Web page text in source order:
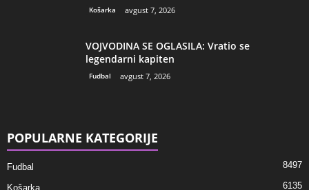
Košarka avgust 7, 2026
VOJVODINA SE OGLASILA: Vratio se
legendarni kapiten
Fudbal avgust 7, 2026
POPULARNE KATEGORIJE
Fudbal 8497
Košarka 6135